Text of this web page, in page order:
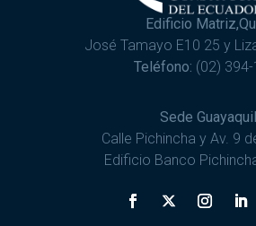
Edificio
José Tamayo E10 25 y
Teléfono: (02)
Sede
Calle Pichincha y Av. 9
Edificio Banco